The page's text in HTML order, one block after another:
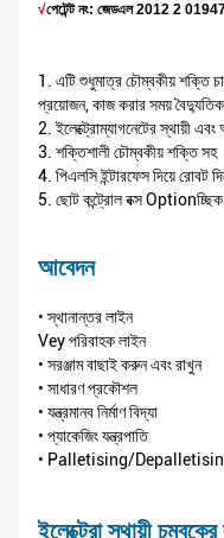
√পেটেন্ট নং: জেডএল 2012 2
1. এটি শুধুমাত্র চৌম্বকীয় শক্তি
প্রয়োজন, কাজ করার সময়
2. ইলেক্ট্রোম্যাগনেটের স্থায়ী
3. শক্তিশালী চৌম্বকীয় শক্তি সহ
4. পিএলসি ইন্টারফেস দিয়ে রোবট
5. ছোট কন্ট্রোল বক্স Optionচ্ছিক
আবেদন
• স্থানান্তর লাইন
Vey পরিবাহক লাইন
• সরঞ্জাম বাছাই করুন এবং রাখুন
• সাধারণ প্রকৌশল
• যন্ত্রমানব নির্মাণ বিদ্যা
• প্যাকেজিং যন্ত্রপাতি
• Palletising/depalletising
ইলেক্ট্রো স্থায়ী চুম্বকের